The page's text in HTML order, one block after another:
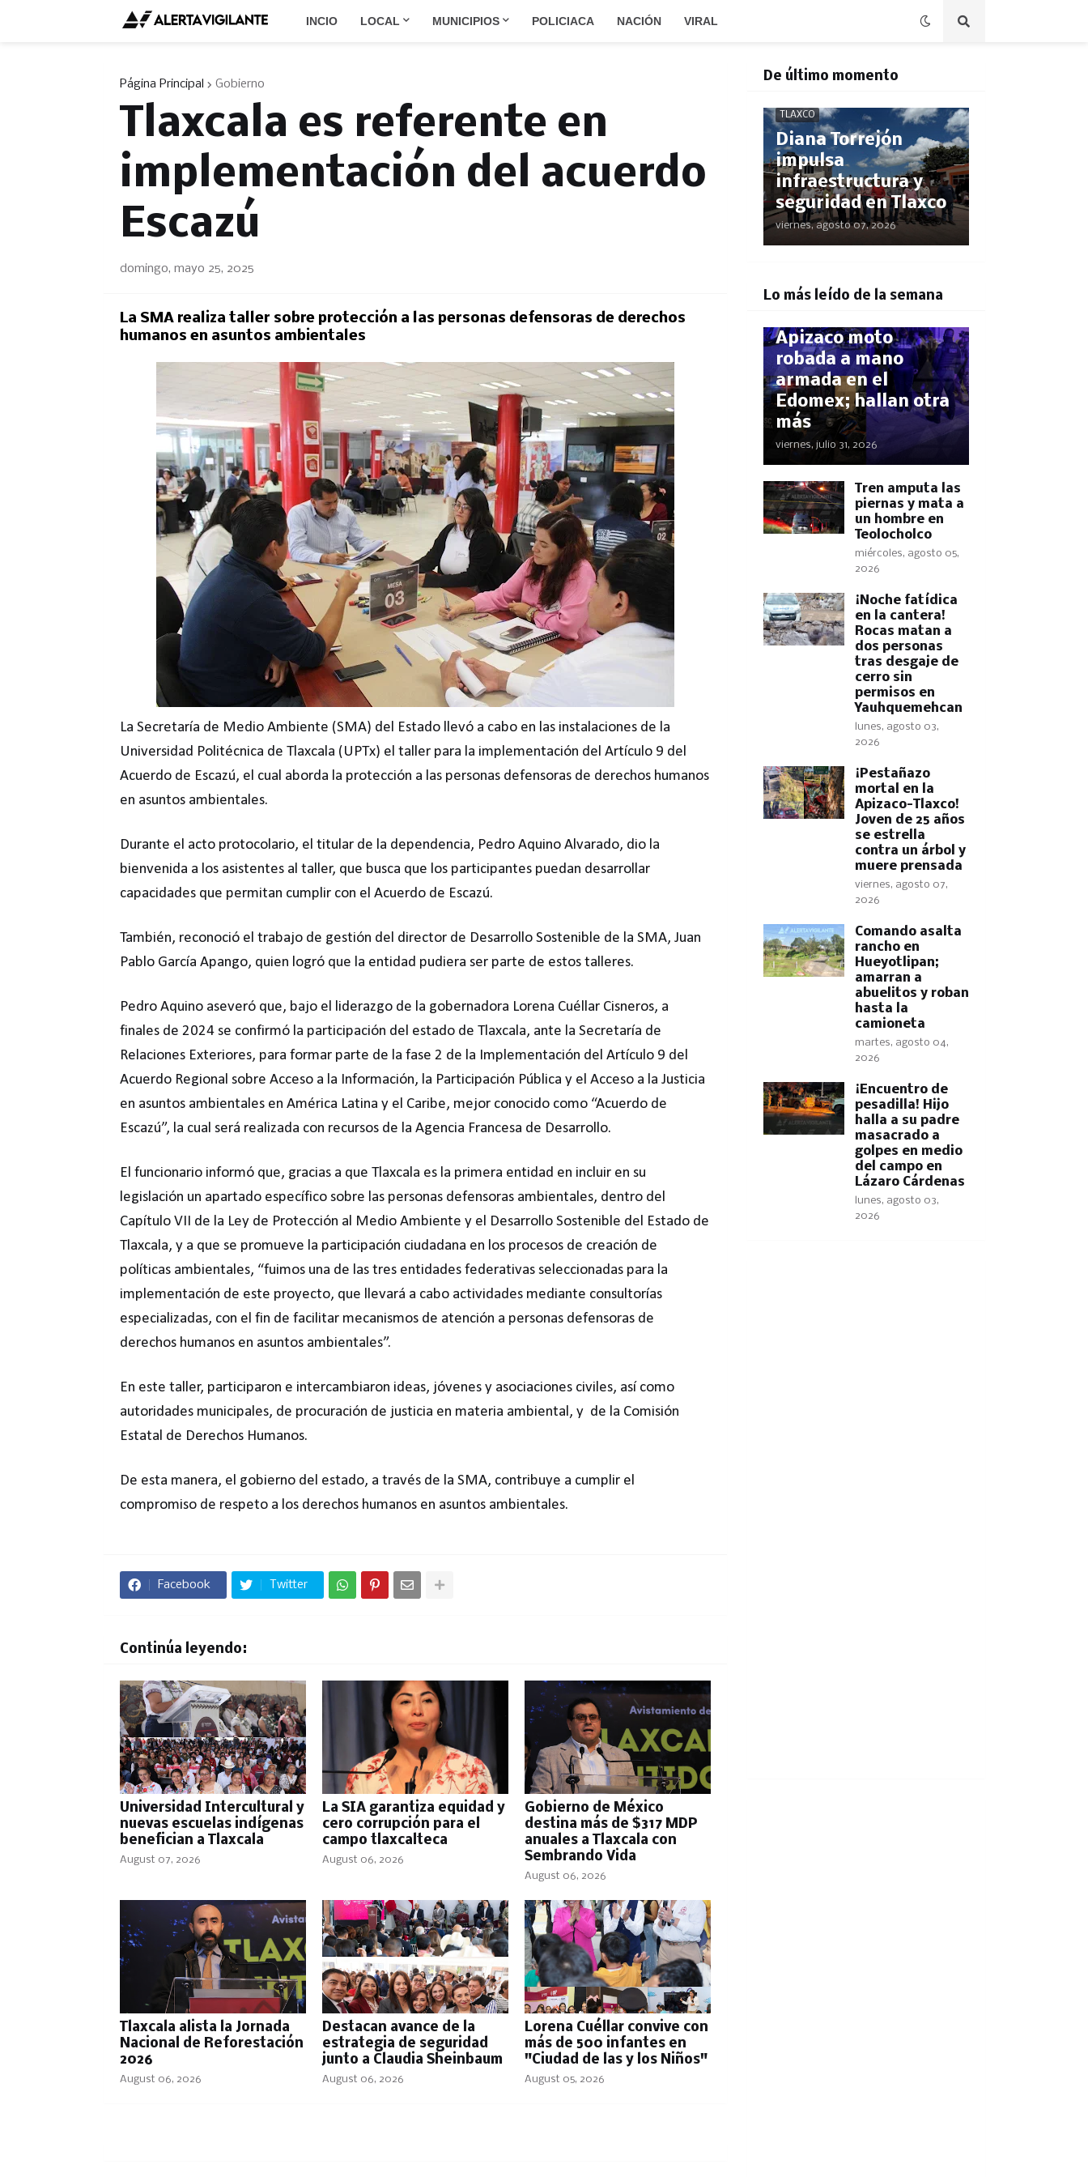
INCIO LOCAL MUNICIPIOS POLICIACA NACIÓN VIRAL
Página Principal Gobierno
Tlaxcala es referente en
implementación del acuerdo
Escazú
domingo, mayo 25, 2025
La SMA realiza taller sobre protección a las personas defensoras de derechos
humanos en asuntos ambientales
La Secretaría de Medio Ambiente (SMA) del Estado llevó a cabo en las instalaciones de la
Universidad Politécnica de Tlaxcala (UPTx) el taller para la implementación del Artículo 9 del
Acuerdo de Escazú, el cual aborda la protección a las personas defensoras de derechos humanos
en asuntos ambientales.
Durante el acto protocolario, el titular de la dependencia, Pedro Aquino Alvarado, dio la
bienvenida a los asistentes al taller, que busca que los participantes puedan desarrollar
capacidades que permitan cumplir con el Acuerdo de Escazú.
También, reconoció el trabajo de gestión del director de Desarrollo Sostenible de la SMA, Juan
Pablo García Apango, quien logró que la entidad pudiera ser parte de estos talleres.
Pedro Aquino aseveró que, bajo el liderazgo de la gobernadora Lorena Cuéllar Cisneros, a
finales de 2024 se confirmó la participación del estado de Tlaxcala, ante la Secretaría de
Relaciones Exteriores, para formar parte de la fase 2 de la Implementación del Artículo 9 del
Acuerdo Regional sobre Acceso a la Información, la Participación Pública y el Acceso a la Justicia
en asuntos ambientales en América Latina y el Caribe, mejor conocido como “Acuerdo de
Escazú”, la cual será realizada con recursos de la Agencia Francesa de Desarrollo.
El funcionario informó que, gracias a que Tlaxcala es la primera entidad en incluir en su
legislación un apartado específico sobre las personas defensoras ambientales, dentro del
Capítulo VII de la Ley de Protección al Medio Ambiente y el Desarrollo Sostenible del Estado de
Tlaxcala, y a que se promueve la participación ciudadana en los procesos de creación de
políticas ambientales, “fuimos una de las tres entidades federativas seleccionadas para la
implementación de este proyecto, que llevará a cabo actividades mediante consultorías
especializadas, con el fin de facilitar mecanismos de atención a personas defensoras de
derechos humanos en asuntos ambientales”.
En este taller, participaron e intercambiaron ideas, jóvenes y asociaciones civiles, así como
autoridades municipales, de procuración de justicia en materia ambiental, y de la Comisión
Estatal de Derechos Humanos.
De esta manera, el gobierno del estado, a través de la SMA, contribuye a cumplir el
compromiso de respeto a los derechos humanos en asuntos ambientales.
Facebook Twitter
Continúa leyendo:
Universidad Intercultural y
nuevas escuelas indígenas
benefician a Tlaxcala
August 07, 2026
La SIA garantiza equidad y
cero corrupción para el
campo tlaxcalteca
August 06, 2026
Gobierno de México
destina más de $317 MDP
anuales a Tlaxcala con
Sembrando Vida
August 06, 2026
Tlaxcala alista la Jornada
Nacional de Reforestación
2026
August 06, 2026
Destacan avance de la
estrategia de seguridad
junto a Claudia Sheinbaum
August 06, 2026
Lorena Cuéllar convive con
más de 500 infantes en
"Ciudad de las y los Niños"
August 05, 2026
De último momento
TLAXCO
Diana Torrejón
impulsa
infraestructura y
seguridad en Tlaxco
viernes, agosto 07, 2026
Lo más leído de la semana
¡El GPS los delató!
Apizaco moto
robada a mano
armada en el
Edomex; hallan otra
más
viernes, julio 31, 2026
Tren amputa las
piernas y mata a
un hombre en
Teolocholco
miércoles, agosto 05,
2026
​¡Noche fatídica
en la cantera!
Rocas matan a
dos personas
tras desgaje de
cerro sin
permisos en
Yauhquemehcan
lunes, agosto 03,
2026
¡Pestañazo
mortal en la
Apizaco-Tlaxco!
Joven de 25 años
se estrella
contra un árbol y
muere prensada
viernes, agosto 07,
2026
Comando asalta
rancho en
Hueyotlipan;
amarran a
abuelitos y roban
hasta la
camioneta
martes, agosto 04,
2026
​¡Encuentro de
pesadilla! Hijo
halla a su padre
masacrado a
golpes en medio
del campo en
Lázaro Cárdenas
lunes, agosto 03,
2026